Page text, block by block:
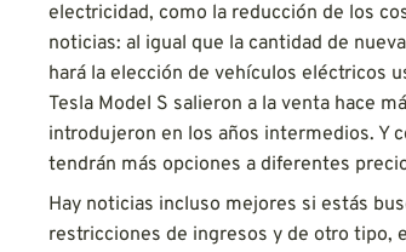
electricidad, como la reducción de los
noticias: al igual que la cantidad de
hará la elección de vehículos eléctricos
Tesla Model S salieron a la venta hace
introdujeron en los años intermedios. Y
tendrán más opciones a diferentes
Hay noticias incluso mejores si estás
restricciones de ingresos y de otro tipo,